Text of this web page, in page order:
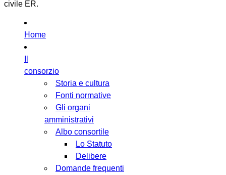
civile ER.
Home
consorzio
Storia e cultura
Fonti normative
Gli organi
amministrativi
Albo consortile
Lo Statuto
Delibere
Domande frequenti